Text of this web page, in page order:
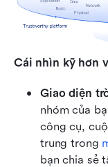
Cái nhìn kỹ hơn
Giao diện
nhóm của
công cụ,
trung trong
bạn chia sẻ